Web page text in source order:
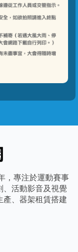
，專注於運動賽事
、活動影音及視覺
產、器架租賃搭建